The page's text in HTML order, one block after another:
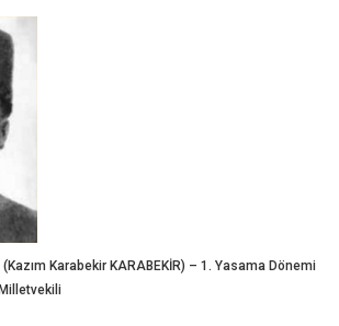
Karabekir KARABEKİR) – 1. Yasama Dönemi